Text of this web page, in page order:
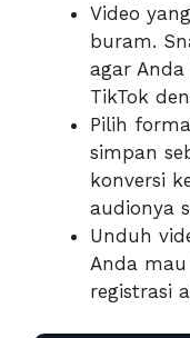
Video
buram.
agar
TikTok
Pilih
simpan
konversi
audionya
Unduh
Anda
registrasi